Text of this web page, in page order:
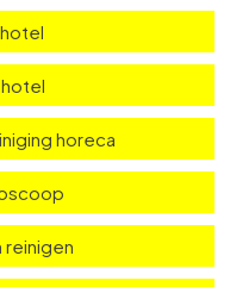
restaurant
horeca